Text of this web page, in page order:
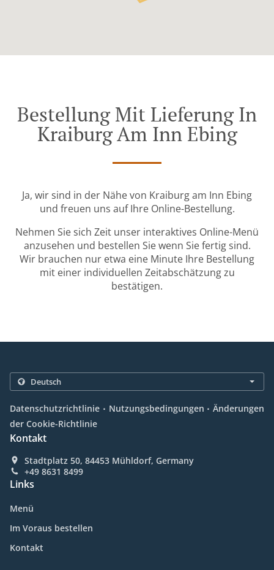
Bestellung Mit Lieferung In
Kraiburg Am Inn Ebing
Ja, wir sind in der Nähe von Kraiburg am Inn Ebing
und freuen uns auf Ihre Online-Bestellung.
Nehmen Sie sich Zeit unser interaktives Online-Menü
anzusehen und bestellen Sie wenn Sie fertig sind.
Wir brauchen nur etwa eine Minute Ihre Bestellung
mit einer individuellen Zeitabschätzung zu
bestätigen.
Datenschutzrichtlinie . Nutzungsbedingungen . Änderungen
der Cookie-Richtlinie
Kontakt
Stadtplatz 50, 84453 Mühldorf, Germany
+49 8631 8499
Links
Menü
Im Voraus bestellen
Kontakt